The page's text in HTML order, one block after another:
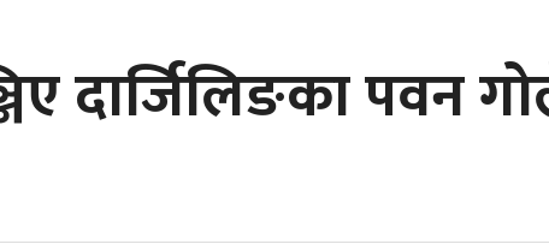
दार्जिलिङका पवन